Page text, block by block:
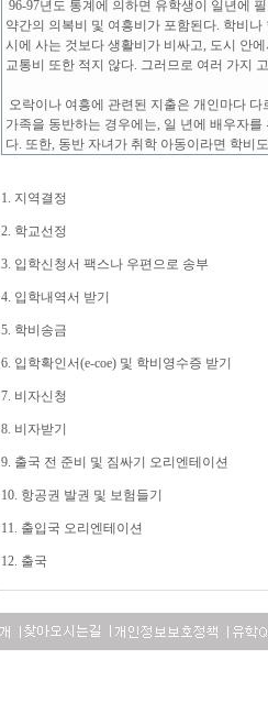
96-97년도 통계에 의하면 유학생이 일년에
약간의 의복비 및 여흥비가 포함된다. 학비
시에 사는 것보다 생활비가 비싸고, 도시 안
교통비 또한 적지 않다. 그러므로 여러 가지
오락이나 여흥에 관련된 지출은 개인마다
가족을 동반하는 경우에는, 일 년에 배우자를
다. 또한, 동반 자녀가 취학 아동이라면 학비
1. 지역결정
2. 학교선정
3. 입학신청서 팩스나 우편으로 송부
4. 입학내역서 받기
5. 학비송금
6. 입학확인서(e-coe) 및 학비영수증 받기
7. 비자신청
8. 비자받기
9. 출국 전 준비 및 짐싸기 오리엔테이션
10. 항공권 발권 및 보험들기
11. 출입국 오리엔테이션
12. 출국